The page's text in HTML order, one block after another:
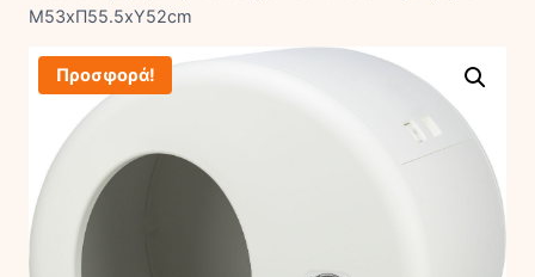
Μ53xΠ55.5xΥ52cm
Προσφορά!